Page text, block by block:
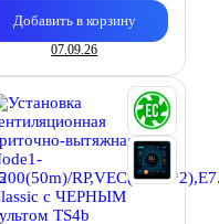
Добавить в корзину
07.09.26